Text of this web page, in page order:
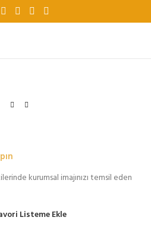
kurumsal imajınızı temsil eden
Listeme Ekle